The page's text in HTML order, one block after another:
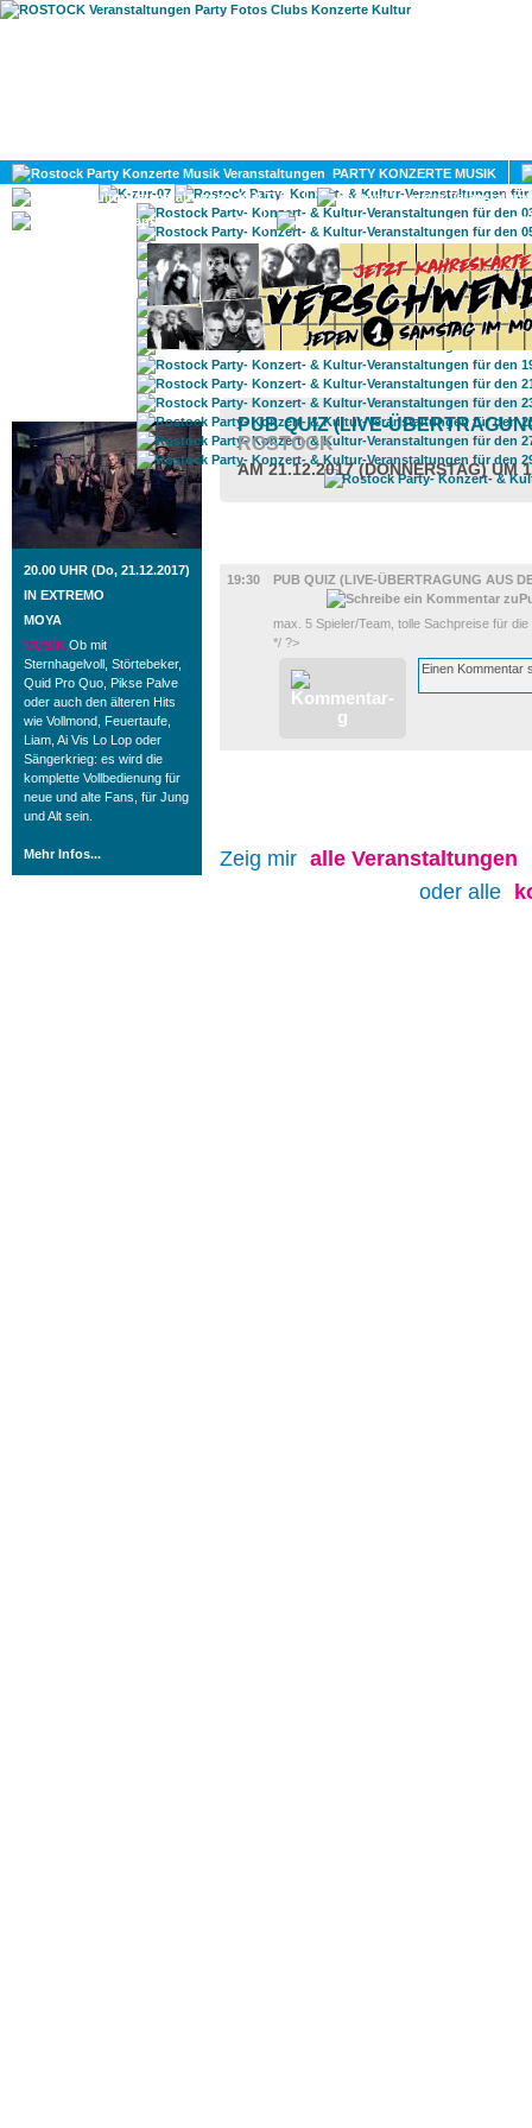
PARTY KONZERTE MUSIK
KULTUR
GAY
ROSTOCK TAGESTIPP
20.00 UHR (Do, 21.12.2017)
IN EXTREMO
MOYA
MUSIK Ob mit
Sternhagelvoll, Störtebeker,
Quid Pro Quo, Pikse Palve
oder auch den älteren Hits
wie Vollmond, Feuertaufe,
Liam, Ai Vis Lo Lop oder
Sängerkrieg: es wird die
komplette Vollbedienung für
neue und alte Fans, für Jung
und Alt sein.
Mehr Infos...
PUB QUIZ (LIVE-
ROSTOCK
AM 21.12.2017 (DONNERSTAG) UM
19:30
PUB QUIZ (LIVE-ÜBERTRAGUNG AUS
max. 5 Spieler/Team, tolle Sachpreise für
*/ ?>
Zeig mir alle Veranstaltungen
oder alle